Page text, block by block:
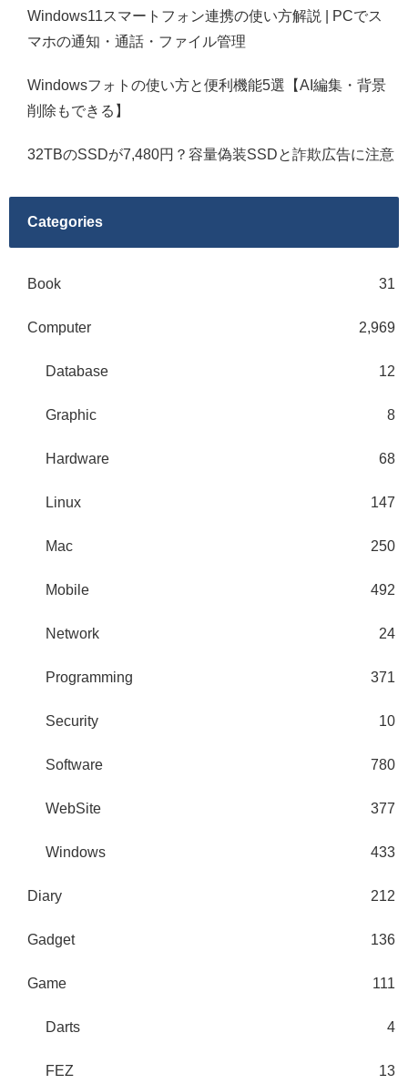
Windows11スマートフォン連携の使い方解説 | PCでス
マホの通知・通話・ファイル管理
Windowsフォトの使い方と便利機能5選【AI編集・背景
削除もできる】
32TBのSSDが7,480円？容量偽装SSDと詐欺広告に注意
Categories
Book 31
Computer 2,969
Database 12
Graphic 8
Hardware 68
Linux 147
Mac 250
Mobile 492
Network 24
Programming 371
Security 10
Software 780
WebSite 377
Windows 433
Diary 212
Gadget 136
Game 111
Darts 4
FEZ 13